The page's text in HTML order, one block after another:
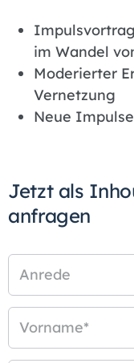
im Wandel
Moderierter
Vernetzung
Neue
Jetzt als
anfragen
Anrede
Vorname*